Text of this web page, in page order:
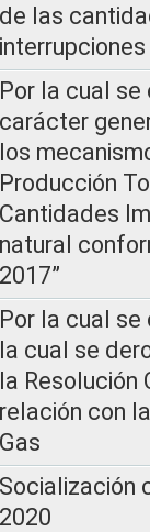
de las
Por la cual
carácter
los
Producción
Cantidades
natural
2017”
Por la cual
la cual se
la Resolución
relación con
Gas
Socialización
2020